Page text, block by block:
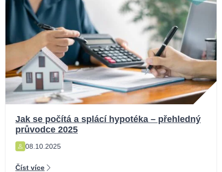
Jak se počítá a splácí hypotéka – přehledný
průvodce 2025
08.10.2025
Číst více